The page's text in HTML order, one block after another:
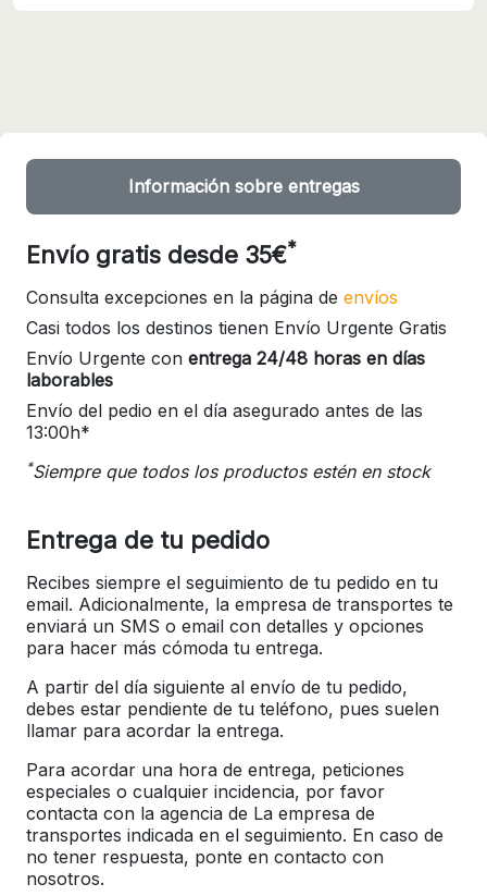
Información sobre entregas
Envío gratis desde 35€*
Consulta excepciones en la página de envíos
Casi todos los destinos tienen Envío Urgente Gratis
Envío Urgente con entrega 24/48 horas en días
laborables
Envío del pedio en el día asegurado antes de las
13:00h*
*Siempre que todos los productos estén en stock
Entrega de tu pedido
Recibes siempre el seguimiento de tu pedido en tu
email. Adicionalmente, la empresa de transportes te
enviará un SMS o email con detalles y opciones
para hacer más cómoda tu entrega.
A partir del día siguiente al envío de tu pedido,
debes estar pendiente de tu teléfono, pues suelen
llamar para acordar la entrega.
Para acordar una hora de entrega, peticiones
especiales o cualquier incidencia, por favor
contacta con la agencia de La empresa de
transportes indicada en el seguimiento. En caso de
no tener respuesta, ponte en contacto con
nosotros.